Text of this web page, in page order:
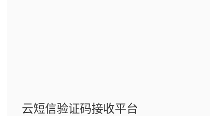
云短信验证码接收平台